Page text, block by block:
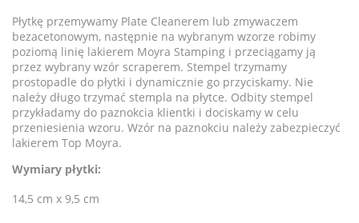
Płytkę przemywamy Plate Cleanerem lub zmywaczem
bezacetonowym, następnie na wybranym wzorze robimy
poziomą linię lakierem Moyra Stamping i przeciągamy ją
przez wybrany wzór scraperem. Stempel trzymamy
prostopadle do płytki i dynamicznie go przyciskamy. Nie
należy długo trzymać stempla na płytce. Odbity stempel
przykładamy do paznokcia klientki i dociskamy w celu
przeniesienia wzoru. Wzór na paznokciu należy zabezpieczyć
lakierem Top Moyra.
Wymiary płytki:
14,5 cm x 9,5 cm